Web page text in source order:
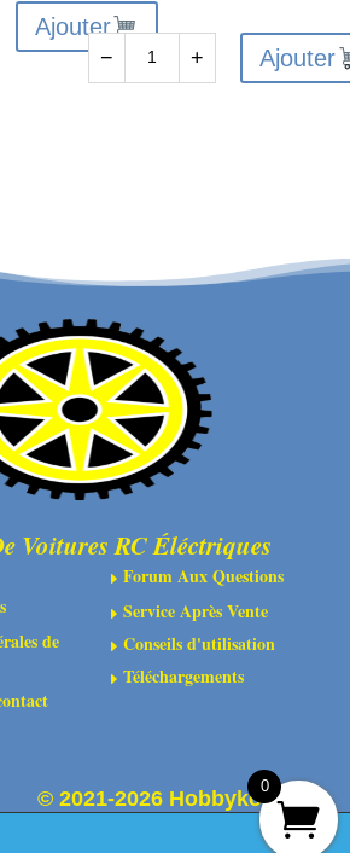
Ajouter
− + Ajouter
Voitures RC Éléctriques
de
E Forum Aux Questions
E Service Après Vente
E Conseils d'utilisation
E Téléchargements
© 2021-2026 Hobbykoo
0